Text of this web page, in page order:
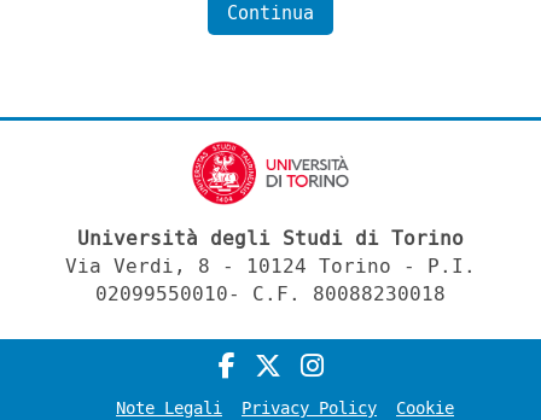
Continua
Università degli Studi di Torino
Via Verdi, 8 - 10124 Torino - P.I.
02099550010- C.F. 80088230018
Note Legali Privacy Policy Cookie